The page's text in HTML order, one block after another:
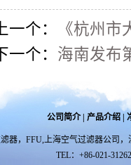
一个：
《杭州
一个： 海南发布
公司简介| 产品介绍|
器，FFU,上海空气过滤器公司
TEL：+86-021-